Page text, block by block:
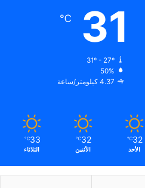
31
℃
31º - 27º
50%
4.37 كيلومتر/ساعة
32
℃
الأحد
32
℃
الأثنين
33
℃
الثلاثاء